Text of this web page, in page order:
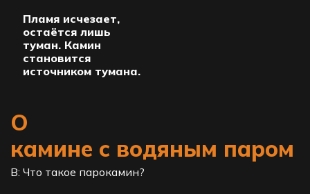
Пламя исчезает,
остаётся лишь
туман. Камин
становится
источником тумана.
О
камине с водяным паром
В: Что такое парокамин?